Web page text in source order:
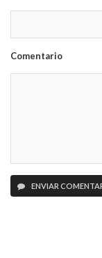
Comentario
ENVIAR